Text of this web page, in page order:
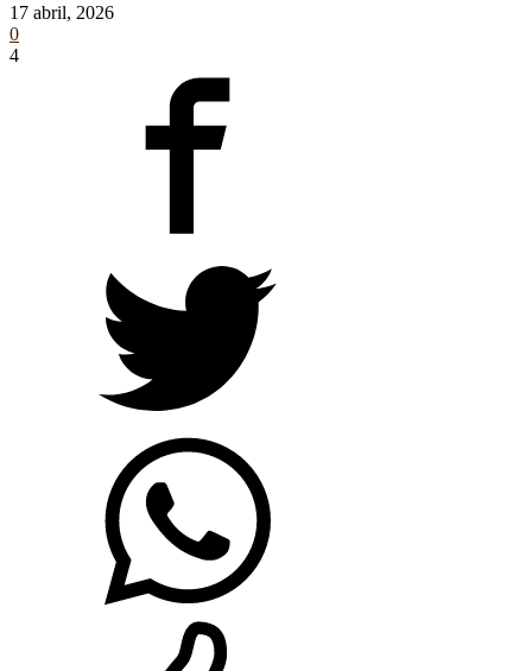
17 abril, 2026
0
4